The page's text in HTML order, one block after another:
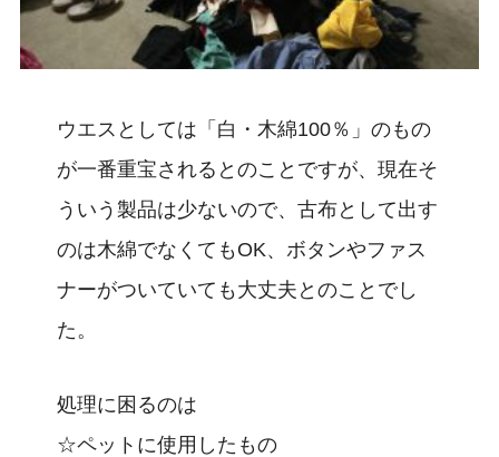
ウエスとしては「白・木綿100％」のもの
が一番重宝されるとのことですが、現在そ
ういう製品は少ないので、古布として出す
のは木綿でなくてもOK、ボタンやファス
ナーがついていても大丈夫とのことでし
た。
処理に困るのは
☆ペットに使用したもの